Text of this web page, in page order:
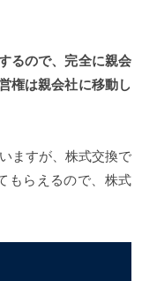
るので、完全に親会
権は親会社に移動し
ますが、株式交換で
もらえるので、株式